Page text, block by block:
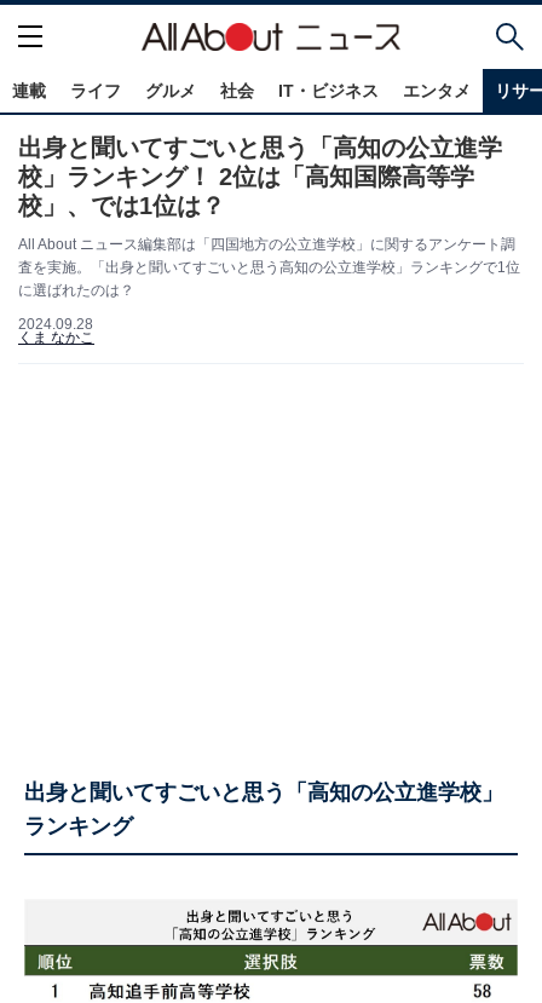
連載 ライフ グルメ 社会 IT・ビジネス エンタメ リサ
出身と聞いてすごいと思う「高知の公立進学
校」ランキング！ 2位は「高知国際高等学
校」、では1位は？
All About ニュース編集部は「四国地方の公立進学校」に関するアンケート調
査を実施。「出身と聞いてすごいと思う高知の公立進学校」ランキングで1位
に選ばれたのは？
2024.09.28
くま なかこ
出身と聞いてすごいと思う「高知の公立進学校」
ランキング